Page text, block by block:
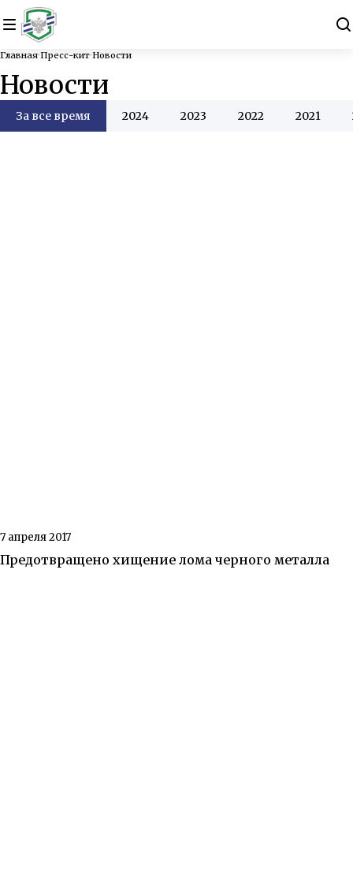
Главная Пресс-кит Новости
Новости
За все время 2024 2023 2022 2021
7 апреля 2017
Предотвращено хищение лома черного металла